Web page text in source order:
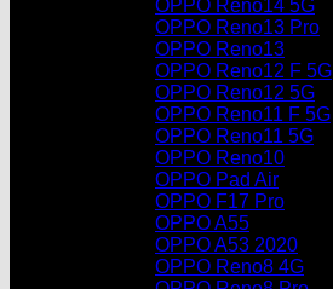
OPPO Reno14 5G
OPPO Reno13 Pro
OPPO Reno13
OPPO Reno12 F 5G
OPPO Reno12 5G
OPPO Reno11 F 5G
OPPO Reno11 5G
OPPO Reno10
OPPO Pad Air
OPPO F17 Pro
OPPO A55
OPPO A53 2020
OPPO Reno8 4G